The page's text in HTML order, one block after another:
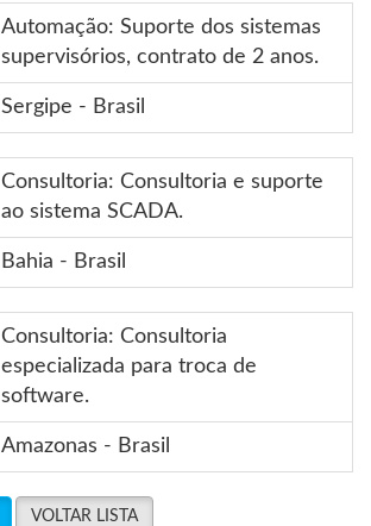
Automação: Suporte dos sistemas
supervisórios, contrato de 2 anos.
Sergipe - Brasil
Consultoria: Consultoria e suporte
ao sistema SCADA.
Bahia - Brasil
Consultoria: Consultoria
especializada para troca de
software.
Amazonas - Brasil
VOLTAR LISTA